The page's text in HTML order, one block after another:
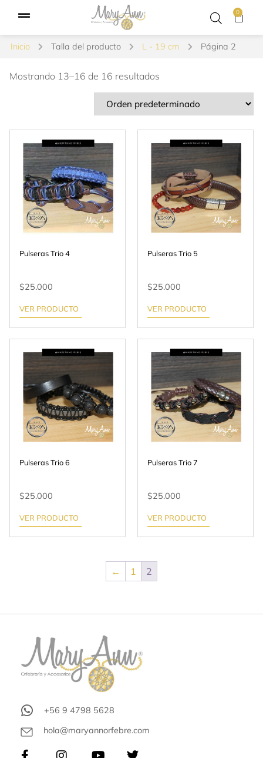
0
Inicio Talla del producto L - 19 cm Página 2
Mostrando 13–16 de 16 resultados
Pulseras Trio 4
$25.000
VER PRODUCTO
Pulseras Trio 5
$25.000
VER PRODUCTO
Pulseras Trio 6
$25.000
VER PRODUCTO
Pulseras Trio 7
$25.000
VER PRODUCTO
← 1 2
+56 9 4798 5628
hola@maryannorfebre.com